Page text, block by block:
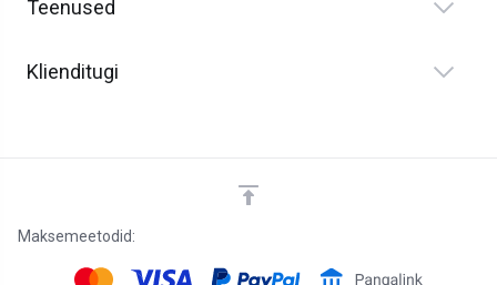
Teenused
Klienditugi
Maksemeetodid: